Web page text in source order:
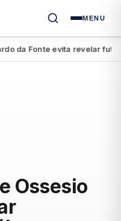
MENU
Fonte evita revelar futuro
Ossesio